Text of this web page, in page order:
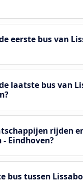
eerste bus van
laatste bus van
rijden
Eindhoven?
bus tussen